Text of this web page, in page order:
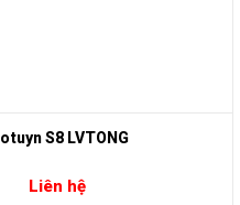
Thước lái LvTong A827
Liên hệ